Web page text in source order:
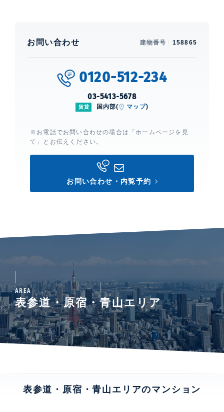
お問い合わせ 建物番号 158865
0120-512-234
03-5413-5678
賃貸 国内部( マップ)
※お電話でお問い合わせの場合は「ホームページを見
て」とお伝えください。
お問い合わせ・内覧予約
AREA
表参道・原宿・青山エリア
表参道・原宿・青山エリアのマンション